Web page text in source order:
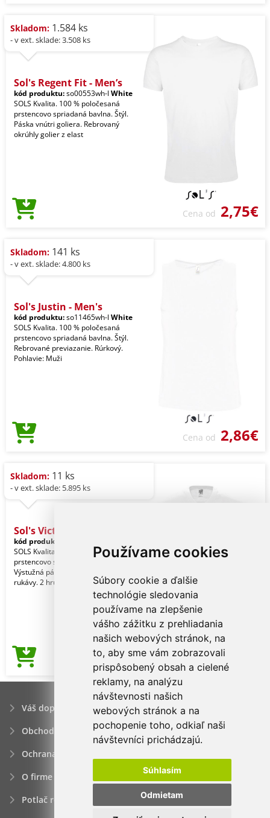
Používame cookies
Súbory cookie a ďalšie
technológie sledovania
používame na zlepšenie
vášho zážitku z prehliadania
našich webových stránok, na
to, aby sme vám zobrazovali
prispôsobený obsah a cielené
reklamy, na analýzu
návštevnosti našich
webových stránok a na
pochopenie toho, odkiaľ naši
návštevníci prichádzajú.
Súhlasím
Odmietam
Skladom: 1.584 ks
- v ext. sklade: 3.508 ks
Sol's Regent Fit - Men’s
kód produktu:so00553wh-l White
SOLS Kvalita. 100 % poločesaná
prstencovo spriadaná bavlna. Štýl.
Páska vnútri goliera. Rebrovaný
okrúhly golier z elast
Cena od 2,75€
Skladom: 141 ks
- v ext. sklade: 4.800 ks
Sol's Justin - Men's
kód produktu:so11465wh-l White
SOLS Kvalita. 100 % poločesaná
prstencovo spriadaná bavlna. Štýl.
Rebrované previazanie. Rúrkový.
Pohlavie: Muži
Cena od 2,86€
Skladom: 11 ks
- v ext. sklade: 5.895 ks
Sol's Victory - Men'
kód produktu:
SOLS Kvalita. 100 % poločesaná
prstencovo spriadaná bavlna. Štýl.
Výstužná páska na krku. Krátke
rukávy. 2 hrúbky rebrov
Cena od 3,04€
Váš dopyt
Obchodné podmienky
Ochrana osobných údajov
O firme
Potlač reklamných predmetov